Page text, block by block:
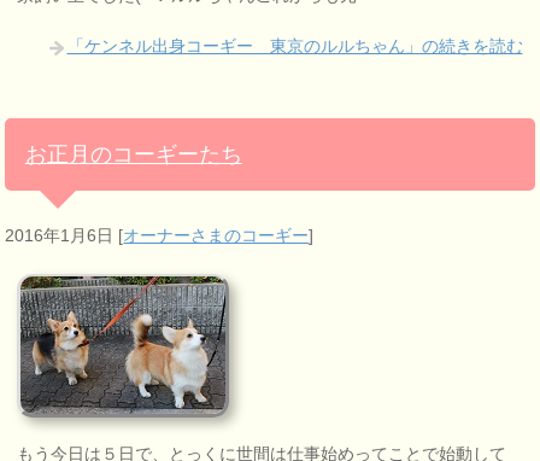
「ケンネル出身コーギー 東京のルルちゃん」の続きを読む
お正月のコーギーたち
2016年1月6日 [オーナーさまのコーギー]
もう今日は５日で、とっくに世間は仕事始めってことで始動して